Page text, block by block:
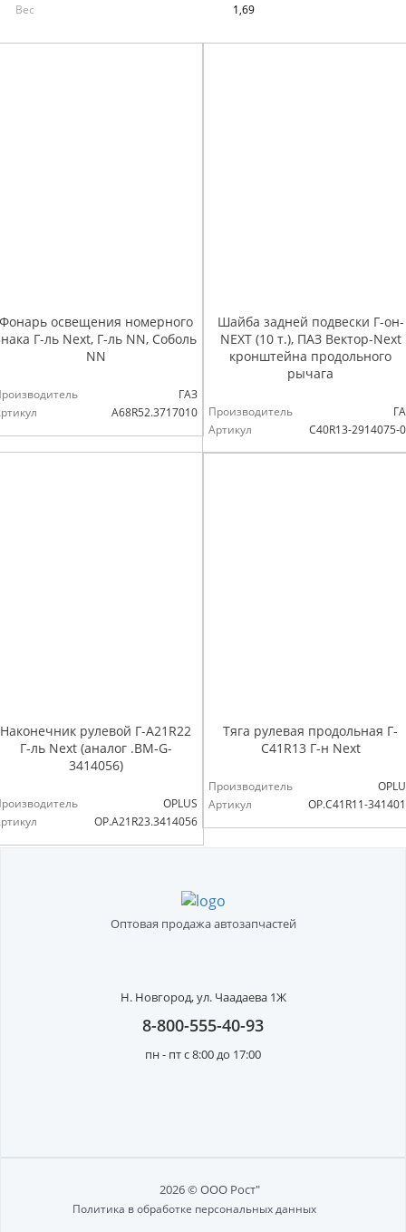
Вес
1,69
освещения номерного
Г-ль Next, Г-ль NN, Соболь
NN
ГАЗ
А68R52.3717010
Шайба задней подвески Г-он-
NEXT (10 т.), ПАЗ Вектор-Next
кронштейна продольного
рычага
Производитель
Артикул
С40R13-2914075-
Наконечник рулевой Г-А21R22
Г-ль Next (аналог .ВМ-G-
3414056)
OPLUS
OP.A21R23.3414056
Тяга рулевая продольная Г-
С41R13 Г-н Next
Производитель
Артикул
OP.C41R11-
Оптовая продажа автозапчастей
Н. Новгород,ул. Чаадаева 1Ж
8-800-555-40-93
пн - пт с 8:00 до 17:00
2026 © ООО Рост"
Политика в обработке персональных данных